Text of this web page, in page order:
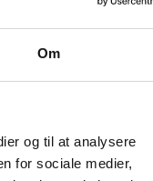
Om
og til at analysere
for sociale medier,